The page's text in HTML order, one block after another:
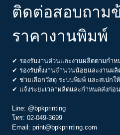
ติดต่อสอบถาม
ราคางานพิมพ์
✔ รองรับงานด่วนและงานผลิตตามกำห
✔ รองรับทั้งงานจำนวนน้อยและงานผ
✔ ช่วยเลือกวัสดุ ระบบพิมพ์ และสเปกใ
✔ แจ้งระยะเวลาผลิตและกำหนดส่งก่อ
Line: @bpkprinting
โทร: 02-049-3699
Email: print@bpkprinting.com